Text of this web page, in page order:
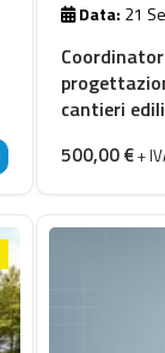
Data: 21
cantieri
500,00€+